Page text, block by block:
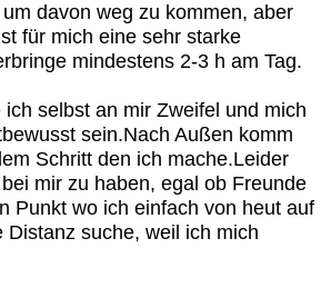
davon weg zu kommen, aber
für mich eine sehr starke
mindestens 2-3 h am Tag.
selbst an mir Zweifel und mich
sein.Nach Außen komm
Schritt den ich mache.Leider
mir zu haben, egal ob Freunde
Punkt wo ich einfach von heut auf
suche, weil ich mich